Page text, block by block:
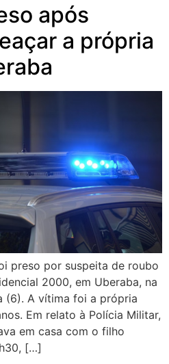
após
a própria
preso por suspeita de roubo
2000, em Uberaba, na
(6). A vítima foi a própria
Em relato à Polícia Militar,
em casa com o filho
[…]